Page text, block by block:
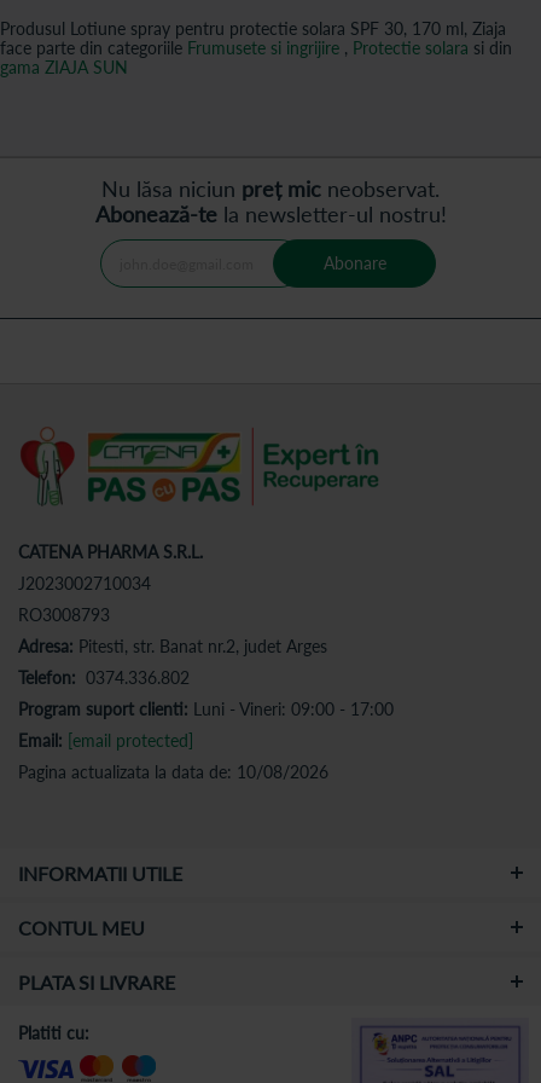
Produsul Lotiune spray pentru protectie solara SPF 30, 170 ml, Ziaja
face parte din categoriile Frumusete si ingrijire , Protectie solara si din
gama ZIAJA SUN
Nu lăsa niciun preț mic neobservat.
Abonează-tela newsletter-ul nostru!
Abonare
CATENA PHARMA S.R.L.
J2023002710034
RO3008793
Adresa: Pitesti, str. Banat nr.2, judet Arges
Telefon: 0374.336.802
Program suport clienti: Luni - Vineri: 09:00 - 17:00
Email: [email protected]
Pagina actualizata la data de: 10/08/2026
INFORMATII UTILE
CONTUL MEU
PLATA SI LIVRARE
Platiti cu: